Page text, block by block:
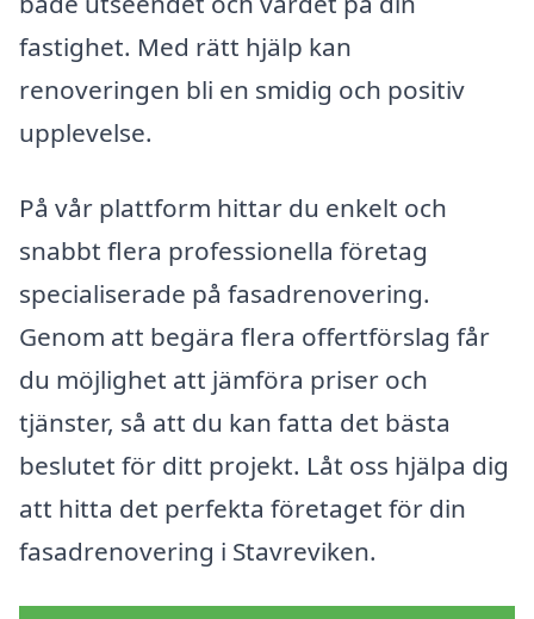
fastighet. Med rätt hjälp kan
renoveringen bli en smidig och positiv
upplevelse.
På vår plattform hittar du enkelt och
snabbt flera professionella företag
specialiserade på fasadrenovering.
Genom att begära flera offertförslag får
du möjlighet att jämföra priser och
tjänster, så att du kan fatta det bästa
beslutet för ditt projekt. Låt oss hjälpa dig
att hitta det perfekta företaget för din
fasadrenovering i Stavreviken.